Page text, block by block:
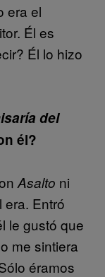
era el
Él es
Él lo hizo
del
él?
Asalto ni
era. Entró
le gustó que
me sintiera
éramos